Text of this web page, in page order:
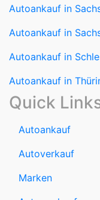
Autoankauf in
Autoankauf in
Autoankauf in
Autoankauf in
Quick
Autoankauf
Autoverkauf
Marken